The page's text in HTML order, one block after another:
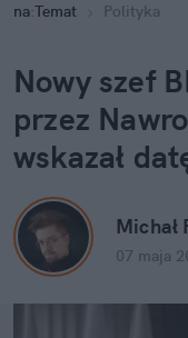
Rozrywka
na:Temat Polityka
Nowy szef
przez
wskazał
Michał
07 maja